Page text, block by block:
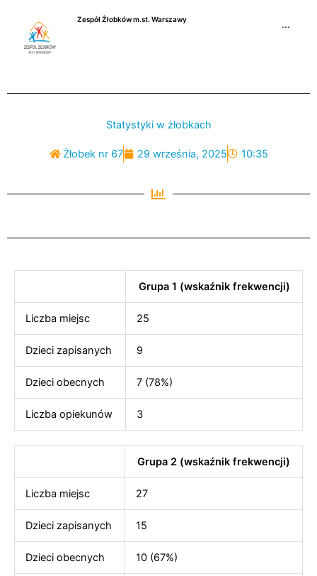
Zespół Żłobków m.st. Warszawy
···
Statystyki w żłobkach
Żłobek nr 67 29 września, 2025 10:35
Grupa 1 (wskaźnik frekwencji)
Liczba miejsc 25
Dzieci zapisanych 9
Dzieci obecnych 7 (78%)
Liczba opiekunów 3
Grupa 2 (wskaźnik frekwencji)
Liczba miejsc 27
Dzieci zapisanych 15
Dzieci obecnych 10 (67%)